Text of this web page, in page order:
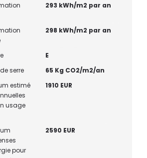
293 kWh/m2 par an
298 kWh/m2 par an
E
serre
65 Kg CO2/m2/an
estimé
usage
1910 EUR
pour
2590 EUR